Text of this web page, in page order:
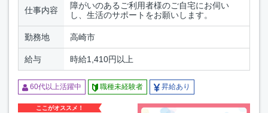
仕事内容
障がいのあるご利用者様のご自宅にお伺い
し、生活のサポートをお願いします。
勤務地 高崎市
給与 時給1,410円以上
60代以上活躍中 職種未経験者 昇給あり
ここがオススメ！